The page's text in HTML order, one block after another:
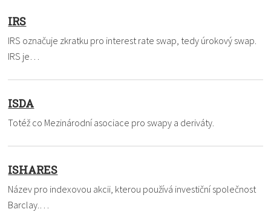
IRS
IRS označuje zkratku pro interest rate swap, tedy úrokový swap.
IRS je…
ISDA
Totéž co Mezinárodní asociace pro swapy a deriváty.
ISHARES
Název pro indexovou akcii, kterou používá investiční společnost
Barclay.…